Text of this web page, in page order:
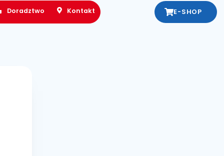
Doradztwo Kontakt E-SHOP